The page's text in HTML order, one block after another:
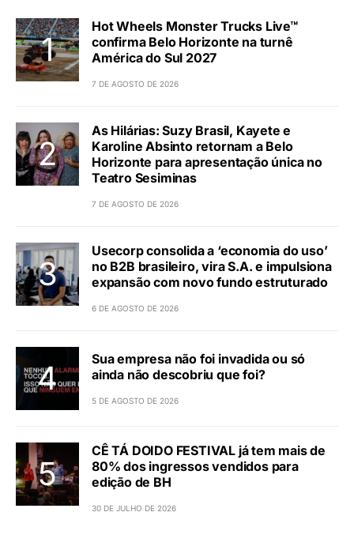
Hot Wheels Monster Trucks Live™
confirma Belo Horizonte na turnê
América do Sul 2027
7 DE AGOSTO DE 2026
As Hilárias: Suzy Brasil, Kayete e
Karoline Absinto retornam a Belo
Horizonte para apresentação única no
Teatro Sesiminas
7 DE AGOSTO DE 2026
Usecorp consolida a ‘economia do uso’
no B2B brasileiro, vira S.A. e impulsiona
expansão com novo fundo estruturado
6 DE AGOSTO DE 2026
Sua empresa não foi invadida ou só
ainda não descobriu que foi?
5 DE AGOSTO DE 2026
CÊ TÁ DOIDO FESTIVAL já tem mais de
80% dos ingressos vendidos para
edição de BH
30 DE JULHO DE 2026